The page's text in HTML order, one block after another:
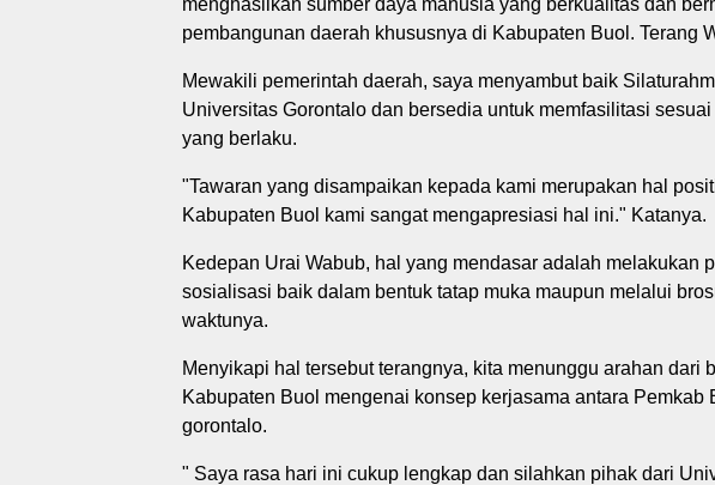
pembangunan daerah khususnya di Kabupaten Buol. Terang
Mewakili pemerintah daerah, saya menyambut baik
Universitas Gorontalo dan bersedia untuk memfasilitasi
yang berlaku.
"Tawaran yang disampaikan kepada kami merupakan hal
Kabupaten Buol kami sangat mengapresiasi hal ini." Katanya.
Kedepan Urai Wabub, hal yang mendasar adalah melakukan
sosialisasi baik dalam bentuk tatap muka maupun melalui
waktunya.
Menyikapi hal tersebut terangnya, kita menunggu arahan dari
Kabupaten Buol mengenai konsep kerjasama antara
gorontalo.
" Saya rasa hari ini cukup lengkap dan silahkan pihak dari